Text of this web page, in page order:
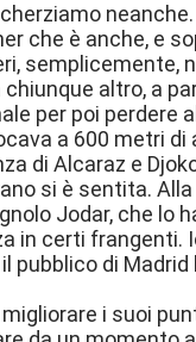
che è anche, e
semplicemente,
altro, a
per poi perdere
a 600 metri
di Alcaraz e
si è sentita.
Jodar, che lo
in certi frangenti.
di
i suoi